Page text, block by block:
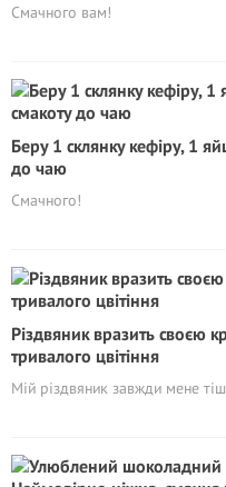
Смачного вам!
Беру 1 склянку кефіру, 1
до чаю
Смачного!
Різдвяник вразить своєю
тривалого цвітіння
Мій різдвяник завжди мене